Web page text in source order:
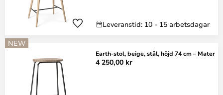
Leveranstid: 10 - 15 arbetsdagar
NEW
Earth-stol, beige, stål, höjd 74 cm – Mater
4 250,00 kr